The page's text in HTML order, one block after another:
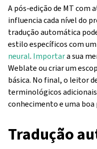
A pós-edição de MT
influencia cada nível do
tradução automática
estilo específicos com
neural. Importara sua
Weblate ou criar um
básica. No final, o leitor
terminológicos
conhecimento e uma boa
Tradução